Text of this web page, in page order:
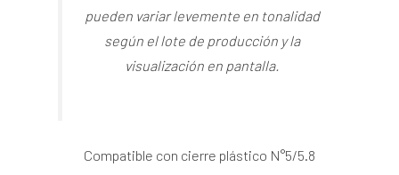
pueden variar levemente en tonalidad
según el lote de producción y la
visualización en pantalla.
Compatible con cierre plástico N°5/5.8